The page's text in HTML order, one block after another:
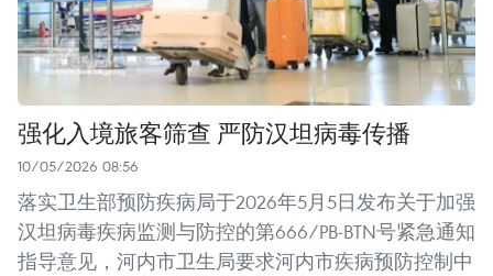
强化入境旅客筛查 严防汉坦病毒传播
10/05/2026 08:56
落实卫生部预防疾病局于2026年5月5日发布关于加强
汉坦病毒疾病监测与防控的第666/PB-BTN号紧急通知
指导意见，河内市卫生局要求河内市疾病预防控制中